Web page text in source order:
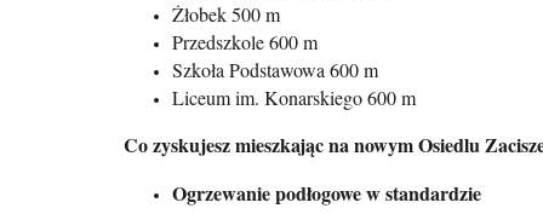
Żłobek 500 m
Przedszkole 600 m
Szkoła Podstawowa 600 m
Liceum im. Konarskiego 600 m
Co zyskujesz mieszkając na nowym Osiedlu
Ogrzewanie podłogowe w standardzie